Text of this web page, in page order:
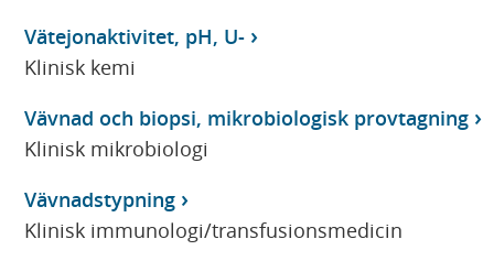
Vätejonaktivitet, pH, U-
Klinisk kemi
Vävnad och biopsi, mikrobiologisk provtagning
Klinisk mikrobiologi
Vävnadstypning
Klinisk immunologi/transfusionsmedicin